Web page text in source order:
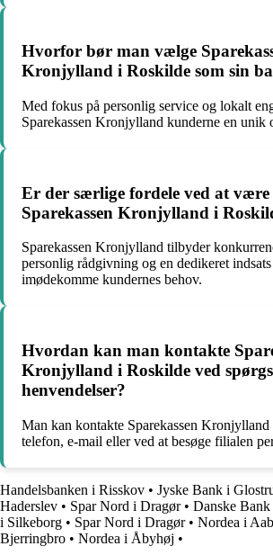
Hvorfor bør man vælge
Kronjylland i Roskilde som sin
Med fokus på personlig service og lokalt
Sparekassen Kronjylland kunderne en unik
Er der særlige fordele ved at være
Sparekassen Kronjylland i
Sparekassen Kronjylland tilbyder
personlig rådgivning og en dedikeret
imødekomme kundernes behov.
Hvordan kan man kontakte
Kronjylland i Roskilde ved
henvendelser?
Man kan kontakte Sparekassen
telefon, e-mail eller ved at besøge filialen
Handelsbanken i Risskov • Jyske Bank i
Haderslev • Spar Nord i Dragør• Danske
i Silkeborg • Spar Nord i Dragør• Nordea i
Bjerringbro • Nordea i Åbyhøj •